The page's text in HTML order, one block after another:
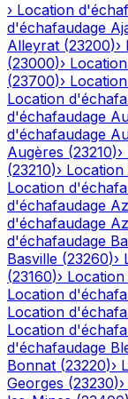
› Location
d'échafaudage
Alleyrat (23200)›
(23000)›
(23700)›
Location
d'échafaudage
d'échafaudage
Augères (23210)›
(23210)›
Location
d'échafaudage
d'échafaudage
d'échafaudage
Basville (23260)›
(23160)›
Location
Location
Location
d'échafaudage
Bonnat (23220)›
Georges (23230)›